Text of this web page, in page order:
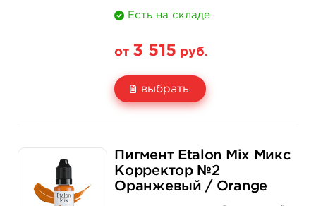
Есть на складе
от 3 515 руб.
выбрать
Количество
3 515 руб.
купить
Пигмент Etalon Mix Микс
Корректор №2
Оранжевый / Orange